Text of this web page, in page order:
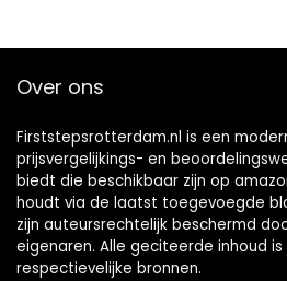
Over ons
Firststepsrotterdam.nl is een
prijsvergelijkings- en
biedt die beschikbaar zijn op
houdt via de laatst toegevoegde
zijn auteursrechtelijk beschermd
eigenaren. Alle geciteerde inhoud
respectievelijke bronnen.